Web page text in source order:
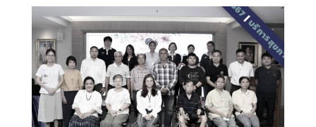
2567
|บริการสุขภาพ